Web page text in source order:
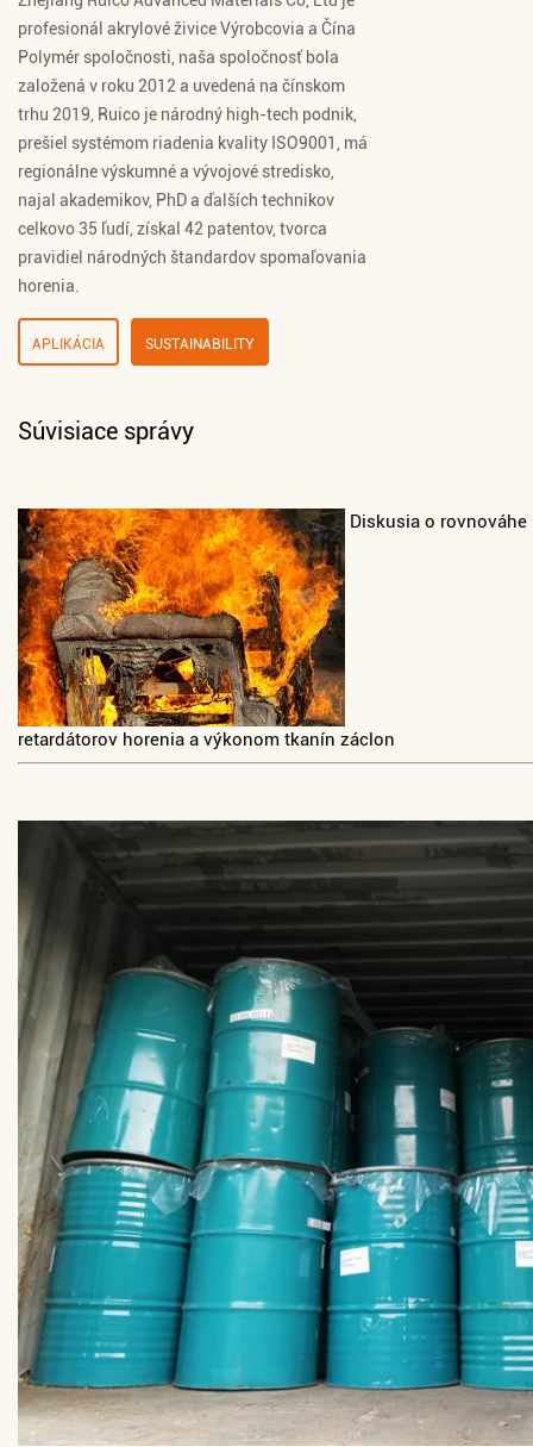
profesionál akrylové živice Výrobcovia a Čína
Polymér spoločnosti , naša spoločnosť bola
založená v roku 2012 a uvedená na čínskom
trhu 2019, Ruico je národný high-tech podnik,
prešiel systémom riadenia kvality ISO9001, má
regionálne výskumné a vývojové stredisko,
najal akademikov, PhD a ďalších technikov
celkovo 35 ľudí, získal 42 patentov, tvorca
pravidiel národných štandardov spomaľovania
horenia.
APLIKÁCIA SUSTAINABILITY
Súvisiace správy
Diskusia o
retardátorov horenia a výkonom tkanín záclon